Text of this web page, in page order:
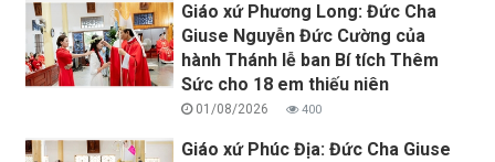
Giáo xứ Phương Long: Đức Cha
Giuse Nguyễn Đức Cường của
hành Thánh lễ ban Bí tích Thêm
Sức cho 18 em thiếu niên
01/08/2026 400
Giáo xứ Phúc Địa: Đức Cha Giuse